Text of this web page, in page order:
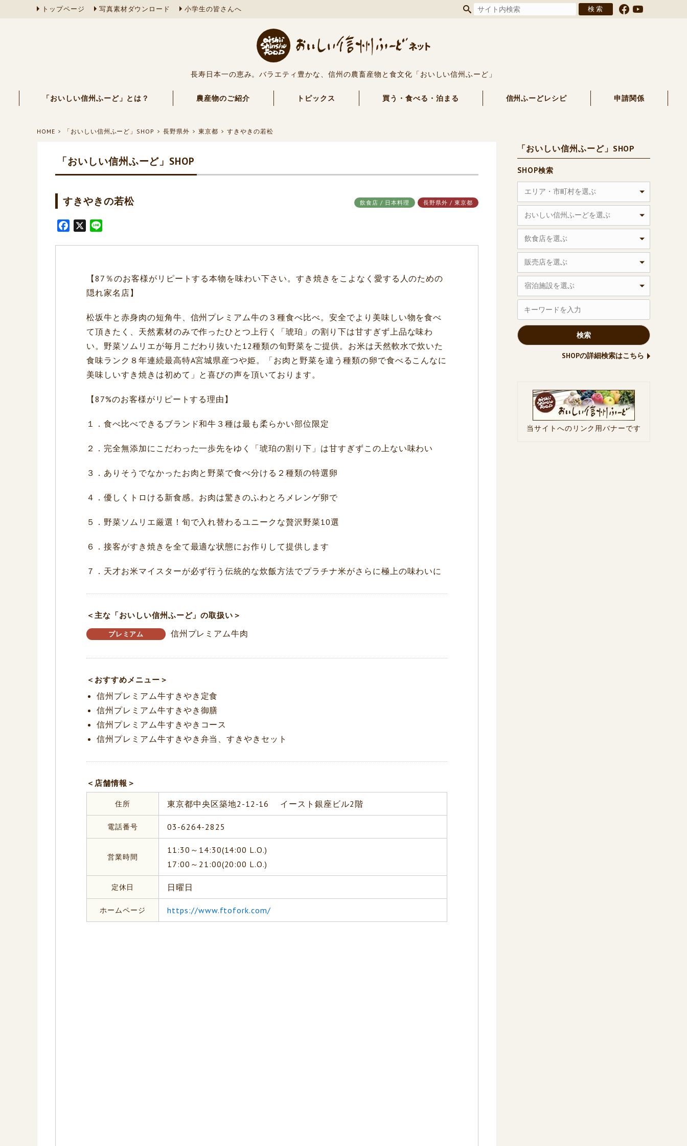
トップページ 写真素材ダウンロード 小学生の皆さんへ
長寿日本一の恵み。バラエティ豊かな、信州の農畜産物と食文化「おいしい信州ふーど」
「おいしい信州ふーど」とは？ 農産物のご紹介 トピックス 買う・食べる・泊まる 信州ふーどレシピ 申請関係
HOME 「おいしい信州ふーど」SHOP 長野県外 東京都 すきやきの若松
「おいしい信州ふーど」SHOP
すきやきの若松 飲食店 / 日本料理 長野県外 / 東京都
【87％のお客様がリピートする本物を味わい下さい。すき焼きをこよなく愛する人のための
隠れ家名店】
松坂牛と赤身肉の短角牛、信州プレミアム牛の３種食べ比べ。安全でより美味しい物を食べ
て頂きたく、天然素材のみで作ったひとつ上行く「琥珀」の割り下は甘すぎず上品な味わ
い。野菜ソムリエが毎月こだわり抜いた12種類の旬野菜をご提供。お米は天然軟水で炊いた
食味ランク８年連続最高特A宮城県産つや姫。「お肉と野菜を違う種類の卵で食べるこんなに
美味しいすき焼きは初めて」と喜びの声を頂いております。
【87%のお客様がリピートする理由】
１．食べ比べできるブランド和牛３種は最も柔らかい部位限定
２．完全無添加にこだわった一歩先をゆく「琥珀の割り下」は甘すぎずこの上ない味わい
３．ありそうでなかったお肉と野菜で食べ分ける２種類の特選卵
４．優しくトロける新食感。お肉は驚きのふわとろメレンゲ卵で
５．野菜ソムリエ厳選！旬で入れ替わるユニークな贅沢野菜10選
６．接客がすき焼きを全て最適な状態にお作りして提供します
７．天才お米マイスターが必ず行う伝統的な炊飯方法でプラチナ米がさらに極上の味わいに
＜主な「おいしい信州ふーど」の取扱い＞
プレミアム 信州プレミアム牛肉
＜おすすめメニュー＞
信州プレミアム牛すきやき定食
信州プレミアム牛すきやき御膳
信州プレミアム牛すきやきコース
信州プレミアム牛すきやき弁当、すきやきセット
＜店舗情報＞
住所 東京都中央区築地2-12-16 イースト銀座ビル2階
電話番号 03-6264-2825
営業時間
11:30～14:30(14:00 L.O.)
17:00～21:00(20:00 L.O.)
定休日 日曜日
ホームページ https://www.ftofork.com/
「おいしい信州ふーど」SHOP
SHOP検索
エリア・市町村を選ぶ
おいしい信州ふーどを選ぶ
飲食店を選ぶ
販売店を選ぶ
宿泊施設を選ぶ
SHOPの詳細検索はこちら
当サイトへのリンク用バナーです